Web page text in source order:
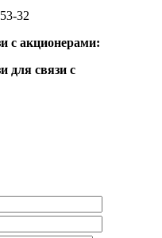
32
с акционерами:
для связи с